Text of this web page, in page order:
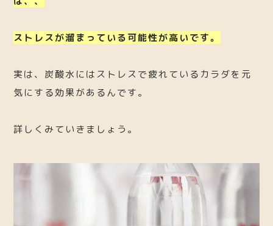
ストレスが溜まっている可能性が高いです。
実は、炭酸水にはストレスで疲れているカラダを元
気にする効果があるんです。
詳しくみていきましょう。